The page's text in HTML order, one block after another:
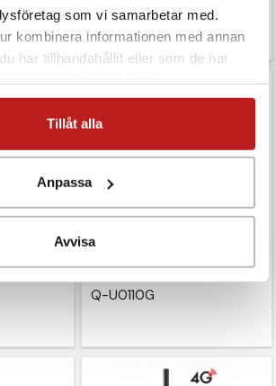
som vi samarbetar med.
kombinera informationen med annan
har tillhandahållit eller som de har
Tillåt alla
Anpassa
Avvisa
Exkl. moms
Q-U3120G
RH
4G-logger intern temp
6 150 kr
Q-U0110G